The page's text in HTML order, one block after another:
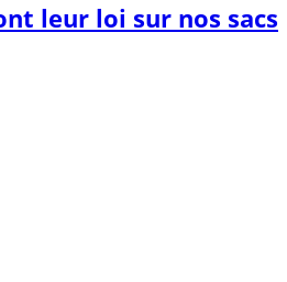
leur loi sur nos sacs